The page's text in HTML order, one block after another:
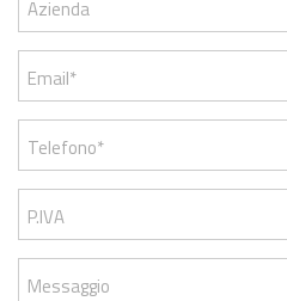
Azienda
Email*
Telefono*
P.IVA
Messaggio